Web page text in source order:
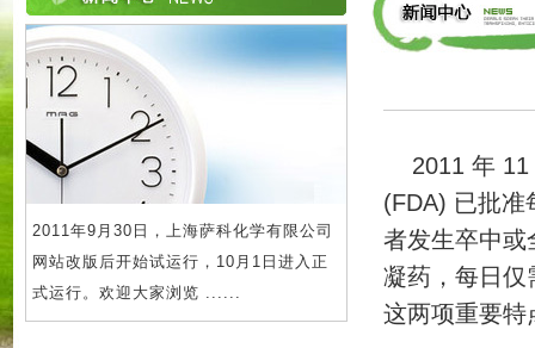
2011年9月30日，上海萨科化学有限公司
网站改版后开始试运行，10月1日进入正
式运行。欢迎大家浏览 ......
2011 年
(FDA) 已批准
者发生卒中或
凝药，每日仅
这两项重要特